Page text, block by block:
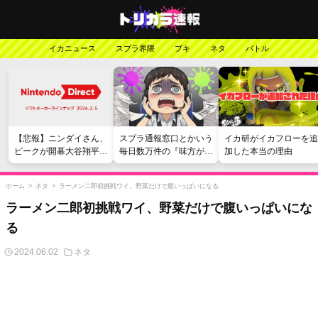
イカニュース スプラ界隈 ブキ ネタ バトル
【悲報】ニンダイさん、
ピークが開幕大谷翔平の
がっかりダイレクトだっ
たと言われてしまう
スプラ通報窓口とかいう
毎日数万件の『味方が弱
い』愚痴を読まされる苦
行
イカ研がイカフローを追
加した本当の理由
ホーム > ネタ > ラーメン二郎初挑戦ワイ、野菜だけで腹いっぱいになる
ラーメン二郎初挑戦ワイ、野菜だけで腹いっぱいにな
る
2024.06.02 ネタ